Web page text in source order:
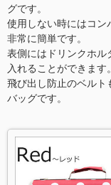
グです。
使用しない時にはコン
非常に簡単です。
表側にはドリンクホル
入れることができます。
飛び出し防止のベルト
バッグです。